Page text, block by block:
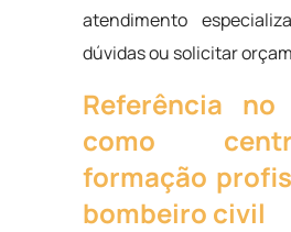
atendimento
dúvidas ou solicitar
Referência no
como
formação
bombeiro civil